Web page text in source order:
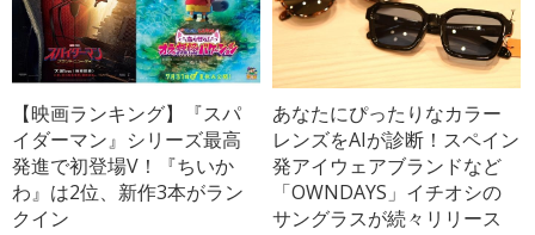
【映画ランキング】『スパ
イダーマン』シリーズ最高
発進で初登場V！『ちいか
わ』は2位、新作3本がラン
クイン
あなたにぴったりなカラー
レンズをAIが診断！スペイン
発アイウェアブランドなど
「OWNDAYS」イチオシの
サングラスが続々リリース